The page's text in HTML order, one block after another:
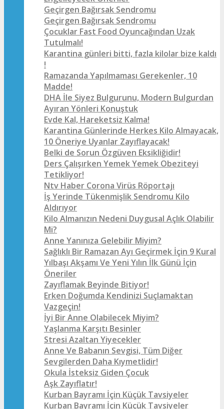
Geçirgen Bağırsak Sendromu
Geçirgen Bağırsak Sendromu
Çocuklar Fast Food Oyuncağından Uzak
Tutulmalı!
Karantina günleri bitti, fazla kilolar bize kaldı
!
Ramazanda Yapılmaması Gerekenler, 10
Madde!
DHA İle Siyez Bulgurunu, Modern Bulgurdan
Ayıran Yönleri Konuştuk
Evde Kal, Hareketsiz Kalma!
Karantina Günlerinde Herkes Kilo Almayacak,
10 Öneriye Uyanlar Zayıflayacak!
Belki de Sorun Özgüven Eksikliğidir!
Ders Çalışırken Yemek Yemek Obeziteyi
Tetikliyor!
Ntv Haber Corona Virüs Röportajı
İş Yerinde Tükenmişlik Sendromu Kilo
Aldırıyor
Kilo Almanızın Nedeni Duygusal Açlık Olabilir
Mi?
Anne Yanınıza Gelebilir Miyim?
Sağlıklı Bir Ramazan Ayı Geçirmek İçin 9 Kural
Yılbaşı Akşamı Ve Yeni Yılın İlk Günü İçin
Öneriler
Zayıflamak Beyinde Bitiyor!
Erken Doğumda Kendinizi Suçlamaktan
Vazgeçin!
İyi Bir Anne Olabilecek Miyim?
Yaşlanma Karşıtı Besinler
Stresi Azaltan Yiyecekler
Anne Ve Babanın Sevgisi, Tüm Diğer
Sevgilerden Daha Kıymetlidir!
Okula İsteksiz Giden Çocuk
Aşk Zayıflatır!
Kurban Bayramı İçin Küçük Tavsiyeler
Kurban Bayramı İçin Küçük Tavsiyeler